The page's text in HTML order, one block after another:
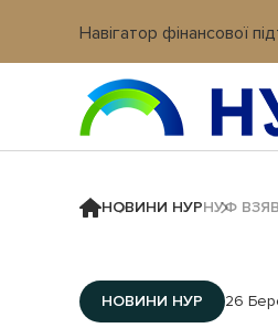
Навігатор фінансової
Вхід в кабінет IT
НОВИНИ НУРНУФ
НОВИНИ НУР 26